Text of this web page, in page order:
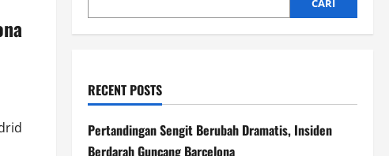
CARI
RECENT POSTS
Pertandingan Sengit Berubah Dramatis, Insiden
Berdarah Guncang Barcelona